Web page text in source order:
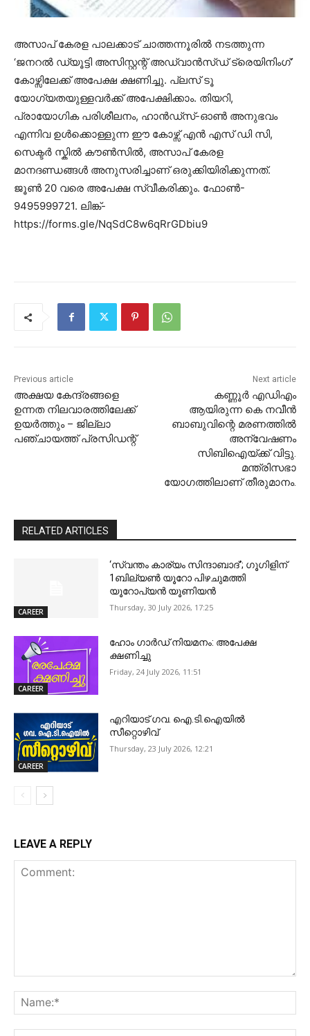
അസാപ് കേരള പാലക്കാട് ചാത്തന്നൂരിൽ നടത്തുന്ന
‘ജനറൽ ഡ്യൂട്ടി അസിസ്റ്റന്റ് അഡ്വാൻസ്ഡ് ട്രെയിനിംഗ്’
കോഴ്സിലേക്ക് അപേക്ഷ ക്ഷണിച്ചു. പ്ലസ് ടൂ
യോഗ്യതയുള്ളവർക്ക് അപേക്ഷിക്കാം. തിയറി,
പ്രായോഗിക പരിശീലനം, ഹാൻഡ്സ്-ഓൺ അനുഭവം
എന്നിവ ഉൾക്കൊള്ളുന്ന ഈ കോഴ്സ് എൻ എസ് ഡി സി,
സെക്ടർ സ്കിൽ കൗൺസിൽ, അസാപ് കേരള
മാനദണ്ഡങ്ങൾ അനുസരിച്ചാണ് ഒരുക്കിയിരിക്കുന്നത്.
ജൂൺ 20 വരെ അപേക്ഷ സ്വീകരിക്കും. ഫോൺ-
9495999721. ലിങ്ക്-
https://forms.gle/NqSdC8w6qRrGDbiu9
Previous article
അക്ഷയ കേന്ദ്രങ്ങളെ
ഉന്നത നിലവാരത്തിലേക്ക്
ഉയര്‍ത്തും – ജില്ലാ
പഞ്ചായത്ത് പ്രസിഡന്റ്
Next article
കണ്ണൂര്‍ എഡിഎം
ആയിരുന്ന കെ നവീന്‍
ബാബുവിന്റെ മരണത്തില്‍
അന്വേഷണം
സിബിഐയ്ക്ക് വിട്ടു.
മന്ത്രിസഭാ
യോഗത്തിലാണ് തീരുമാനം.
RELATED ARTICLES
CAREER
‘സ്വന്തം കാര്യം സിന്ദാബാദ്’; ഗൂഗിളിന്
1ബില്യൺ യൂറോ പിഴചുമത്തി
യൂറോപ്യൻ യൂണിയൻ
Thursday, 30 July 2026, 17:25
CAREER
ഹോം ഗാര്‍ഡ് നിയമനം: അപേക്ഷ
ക്ഷണിച്ചു
Friday, 24 July 2026, 11:51
CAREER
എറിയാട് ഗവ. ഐ.ടി.ഐയില്‍
സീറ്റൊഴിവ്
Thursday, 23 July 2026, 12:21
LEAVE A REPLY